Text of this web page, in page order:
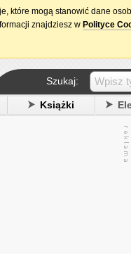
15. urodziny DataPremiery.pl
Szukaj:
Książki
które mogą stanowić dane
znajdziesz w Polityce